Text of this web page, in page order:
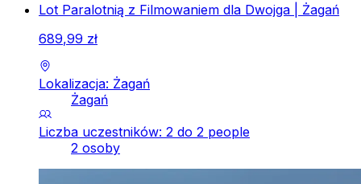
Lot Paralotnią z Filmowaniem dla Dwojga | Żagań
689,99 zł
Lokalizacja: Żagań
Żagań
Liczba uczestników: 2 do 2 people
2 osoby